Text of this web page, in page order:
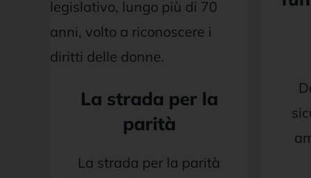
La strada per la
parità
La strada per la parità